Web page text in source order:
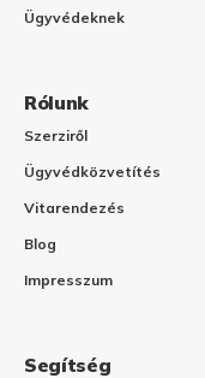
Ügyvédeknek
Rólunk
Szerziről
Ügyvédközvetítés
Vitarendezés
Blog
Impresszum
Segítség